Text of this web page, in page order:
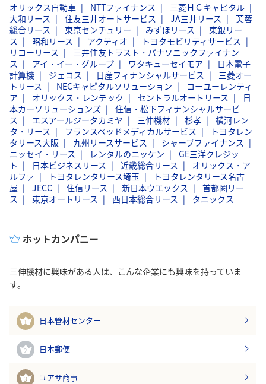
オリックス自動車 NTTファイナンス
三菱ＨＣキャピタル
大和リース
住友三井オートサービス JA三井リース
芙蓉
総合リース
東京センチュリー みずほリース
東銀リー
ス
昭和リース アクティオ
トヨタモビリティサービス
リコーリース
三井住友トラスト・パナソニックファイナン
ス
アイ・イー・グループ ワタキューセイモア
日本電子
計算機
ジェコス 日産フィナンシャルサービス
三菱オー
トリース
NECキャピタルソリューション
コーユーレンティ
ア
オリックス・レンテック セントラルオートリース
日
本カーソリューションズ
住信・松下フィナンシャルサービ
ス
エスアールジータカミヤ 三伸機材 杉孝
横河レン
タ・リース
フランスベッドメディカルサービス
トヨタレン
タリース大阪
九州リースサービス
シャープファイナンス
ニッセイ・リース
レンタルのニッケン
GE三洋クレジッ
ト
日本ビジネスリース 近畿総合リース
オリックス・ア
ルファ
トヨタレンタリース埼玉
トヨタレンタリース名古
屋
JECC 住信リース 新日本ウエックス
首都圏リー
ス
東京オートリース 西日本総合リース タニックス
ホットカンパニー
三伸機材に興味がある人は、こんな企業にも興味を持っていま
す。
1 日本管材センター
2 日本郵便
3 ユアサ商事